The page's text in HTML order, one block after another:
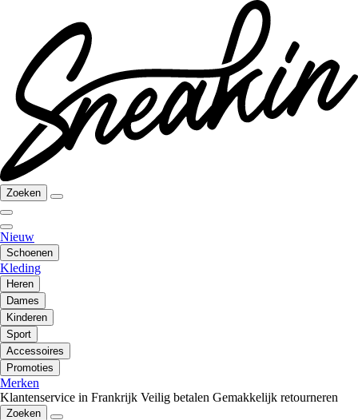
Zoeken
Nieuw
Schoenen
Kleding
Heren
Dames
Kinderen
Sport
Accessoires
Promoties
Merken
Klantenservice in Frankrijk Veilig betalen Gemakkelijk retourneren
Zoeken